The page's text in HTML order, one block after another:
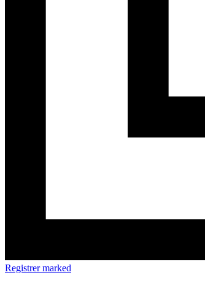
Registrer marked